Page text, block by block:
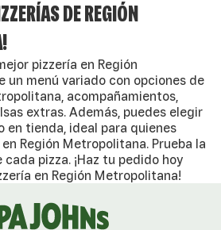
DE REGIÓN
pizzería en Región
un menú variado con opciones de
acompañamientos,
extras. Además, puedes elegir
en tienda, ideal para quienes
Región Metropolitana. Prueba la
pizza. ¡Haz tu pedido hoy
en Región Metropolitana!